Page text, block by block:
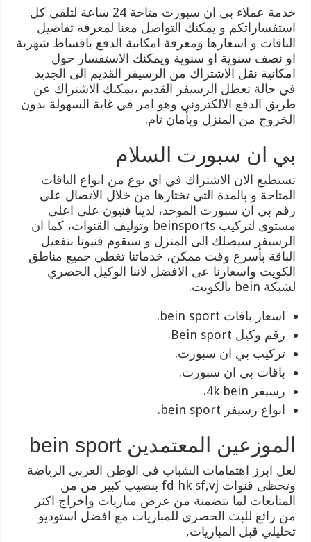
خدمة عملاء بي ان سبورت متاحة 24 ساعة لتلقي كل
استفساراتكم و يمكنك التواصل معنا لمعرفة تفاصيل
الباقات و اسعارها ومعرفة امكانية الدفع باقساط شهرية
او نصف سنوية او سنوية ويمكنك الاستفسار حول
امكانية نقل الاشتراك من الرسيفر القديم الى الجديد
في حالة تعطل الرسيفر القديم ،يمكنك الاشتراك عن
طريق الدفع الالكتروني وهو امر في غاية السهولة بدون
الخروج من المنزل وبأمان تام.
بي ان سبورت السلام
تستطيع الان الاشتراك في اي نوع من انواع الباقات
المتاحة و بالمدة التي تختارها من خلال الاتصال على
رقم بي ان سبورت الموحد، لدينا فنيون على اعلى
مستوى لتركيب beinsports وتوليف القنوات، كما ان
الرسيفر سيصلك الى المنزل و سيقوم فنيونا بتفعيل
الباقة بأسرع وقت ممكن، خدماتنا تغطي جميع مناطق
الكويت واسعارنا عى الافضل لاننا الوكيل الحصري
لشبكة bein بالكويت.
اسعار باقات bein sport.
رقم وكيل Bein sport.
تركيب بي ان سبورت.
باقات بي ان سبورت.
رسيفر 4k bein.
انواع رسيفر bein sport.
الموزعين المعتمدين bein sport
لعل ابرز اهتمامات الشباب في الوطن العربي الرياضة
وتحظى قنوات fd hk sf,vj بنصيب كبير من من
المتابعات لما تتضمنة من عرض مباريات واخراج اكثر
من رائع للبث الحصري للمباريات مع افضل استوديو
تحليلي قبل المباريات,